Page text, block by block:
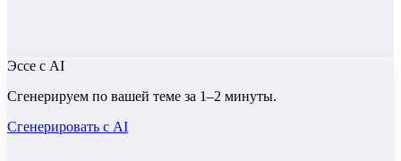
Эссе с AI
Сгенерируем по вашей теме за 1–2 минуты.
Сгенерировать с AI